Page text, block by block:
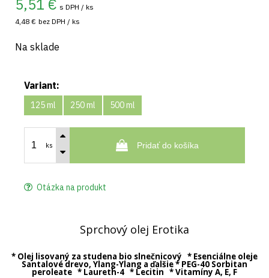
5,51 € s DPH / ks
4,48 € bez DPH / ks
Na sklade
Variant:
125 ml 250 ml 500 ml
ks Pridať do košíka
Otázka na produkt
Sprchový olej Erotika
* Olej lisovaný za studena bio slnečnicový * Esenciálne oleje
Santalové drevo, Ylang-Ylang a ďalšie * PEG-40 Sorbitan
peroleate * Laureth-4 * Lecitin * Vitamíny A, E, F